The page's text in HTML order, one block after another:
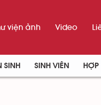
viện ảnh Video
SINH SINH VIÊN